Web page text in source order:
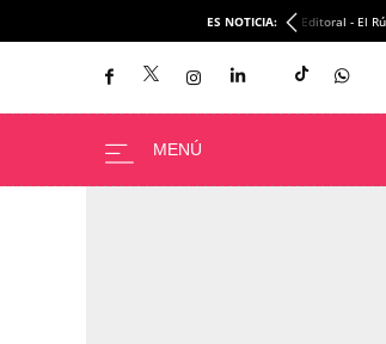
ES NOTICIA: Editoral - El